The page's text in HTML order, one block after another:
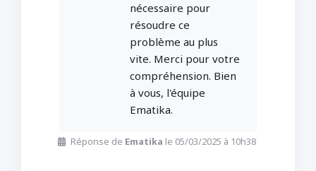
nécessaire pour
résoudre ce
problème au plus
vite. Merci pour votre
compréhension. Bien
à vous, l'équipe
Ematika.
Réponse de Ematika le 05/03/2025 à 10h38